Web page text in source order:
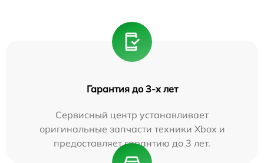
Гарантия до 3-х лет
Сервисный центр устанавливает
оригинальные запчасти техники Xbox и
предоставляет гарантию до 3 лет.